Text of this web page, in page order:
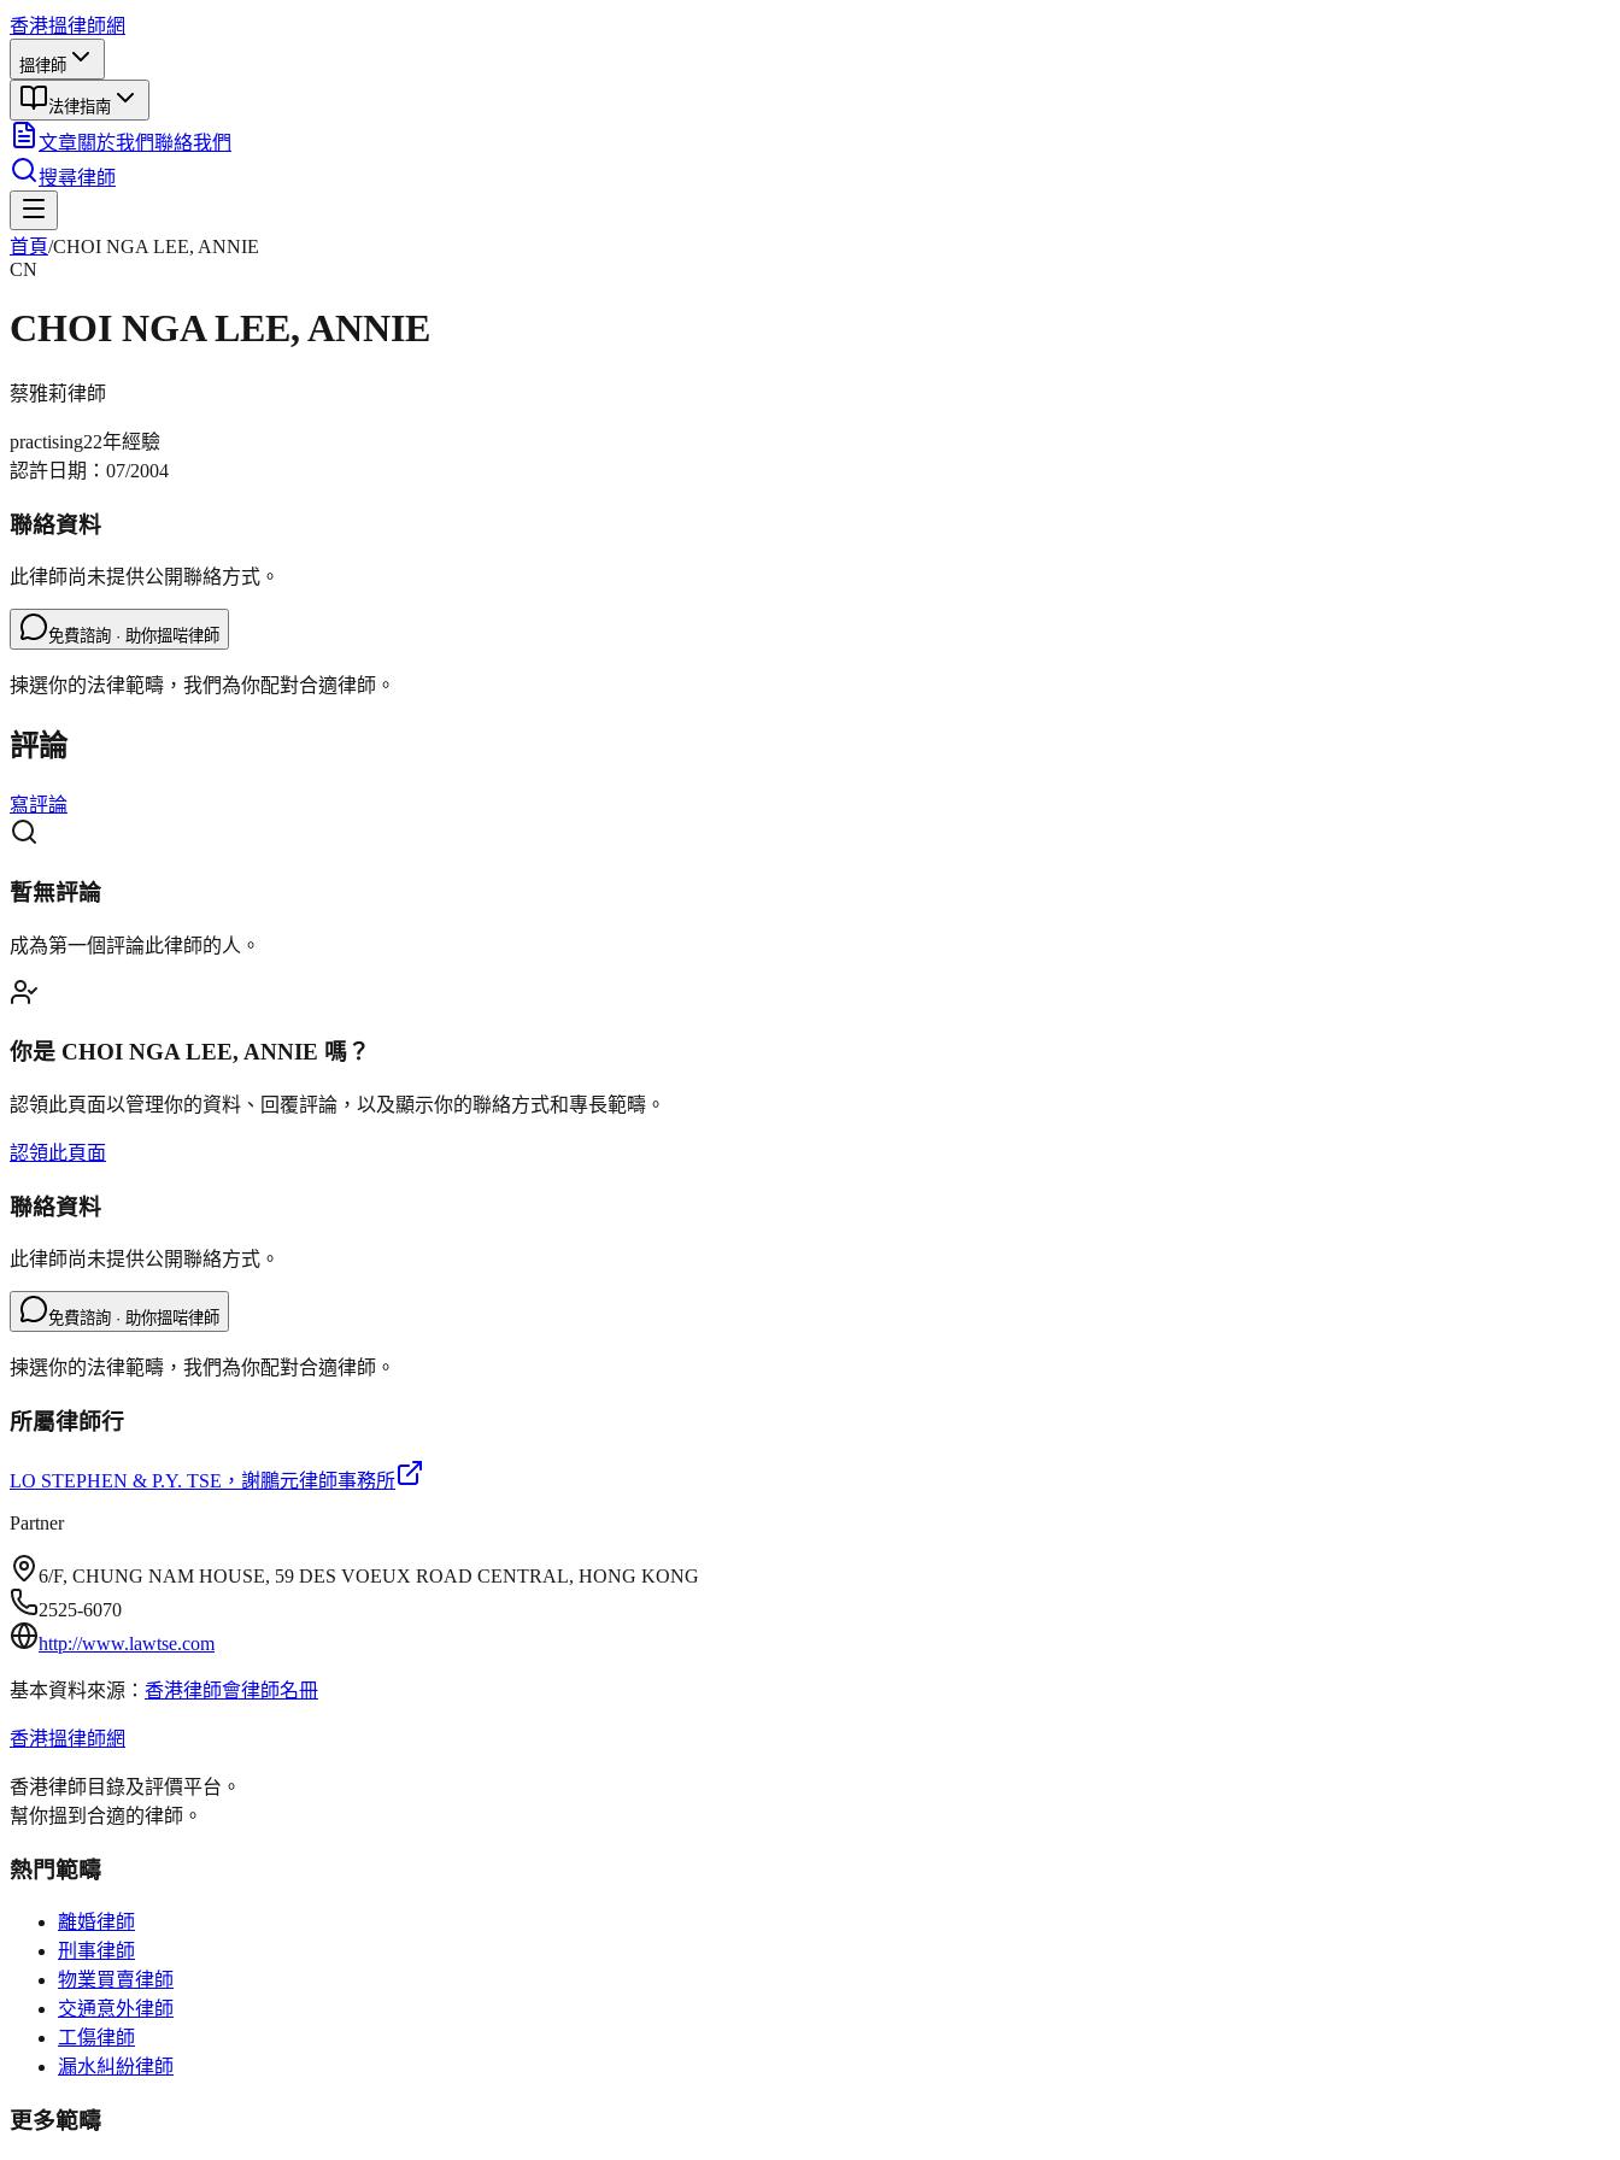
香港搵律師網
搵律師
法律指南
文章關於我們聯絡我們
搜尋律師
首頁/CHOI NGA LEE, ANNIE
CN
CHOI NGA LEE, ANNIE
蔡雅莉律師
practising22年經驗
認許日期： 07/2004
聯絡資料
此律師尚未提供公開聯絡方式。
免費諮詢 · 助你搵啱律師
揀選你的法律範疇，我們為你配對合適律師。
評論
寫評論
暫無評論
成為第一個評論此律師的人。
你是 CHOI NGA LEE, ANNIE 嗎？
認領此頁面以管理你的資料、回覆評論，以及顯示你的聯絡方式和專長範疇。
認領此頁面
聯絡資料
此律師尚未提供公開聯絡方式。
免費諮詢 · 助你搵啱律師
揀選你的法律範疇，我們為你配對合適律師。
所屬律師行
LO STEPHEN & P.Y. TSE ，謝鵬元律師事務所
Partner
6/F, CHUNG NAM HOUSE, 59 DES VOEUX ROAD CENTRAL, HONG KONG
2525-6070
http://www.lawtse.com
基本資料來源： 香港律師會律師名冊
香港搵律師網
香港律師目錄及評價平台。
幫你搵到合適的律師。
熱門範疇
離婚律師
刑事律師
物業買賣律師
交通意外律師
工傷律師
漏水糾紛律師
更多範疇